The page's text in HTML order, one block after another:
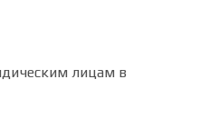
лицам в